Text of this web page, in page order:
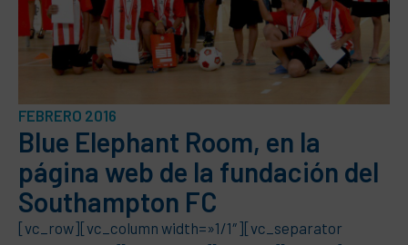
FEBRERO 2016
Blue Elephant Room, en la
página web de la fundación del
Southampton FC
[vc_row][vc_column width=»1/1″][vc_separator